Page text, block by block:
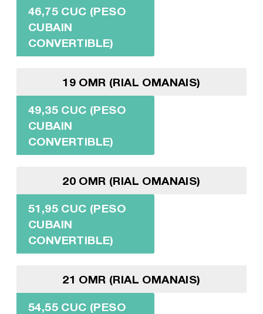
46,75 CUC (PESO
CUBAIN
CONVERTIBLE)
19 OMR (RIAL OMANAIS)
49,35 CUC (PESO
CUBAIN
CONVERTIBLE)
20 OMR (RIAL OMANAIS)
51,95 CUC (PESO
CUBAIN
CONVERTIBLE)
21 OMR (RIAL OMANAIS)
54,55 CUC (PESO